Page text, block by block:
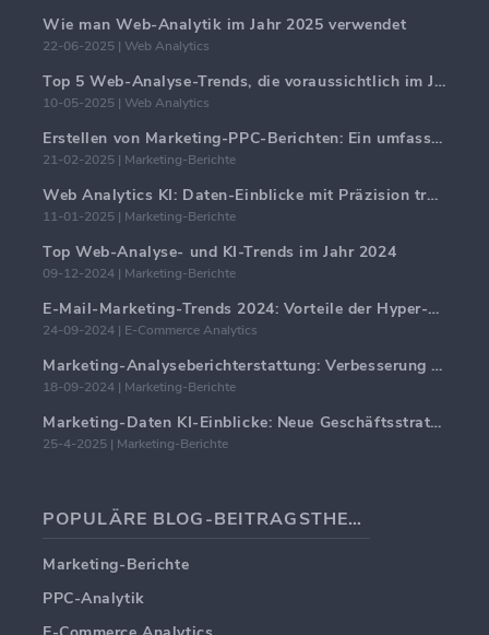
Wie man Web-Analytik im Jahr 2025 verwendet
22-06-2025 | Web Analytics
Top 5 Web-Analyse-Trends, die voraussichtlich im Jahr 2025 dominieren werden
10-05-2025 | Web Analytics
Erstellen von Marketing-PPC-Berichten: Ein umfassender Leitfaden
21-02-2025 | Marketing-Berichte
Web Analytics KI: Daten-Einblicke mit Präzision transformieren
11-01-2025 | Marketing-Berichte
Top Web-Analyse- und KI-Trends im Jahr 2024
09-12-2024 | Marketing-Berichte
E-Mail-Marketing-Trends 2024: Vorteile der Hyper-Personalisierung
24-09-2024 | E-Commerce Analytics
Marketing-Analyseberichterstattung: Verbesserung der Geschäftseinblicke
18-09-2024 | Marketing-Berichte
Marketing-Daten KI-Einblicke: Neue Geschäftsstrategien für 2024
25-4-2025 | Marketing-Berichte
POPULÄRE BLOG-BEITRAGSTHEMEN
Marketing-Berichte
PPC-Analytik